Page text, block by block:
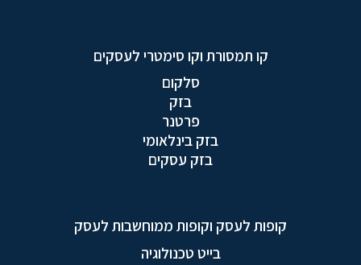
קו תמסורת וקו סימטרי לעסקים
סלקום
בזק
פרטנר
בזק בינלאומי
בזק עסקים
קופות לעסק וקופות ממוחשבות לעסק
בייט טכנולוגיה